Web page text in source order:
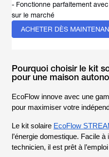
- Fonctionne parfaitement
sur le marché
ACHETER DÈS
Pourquoi choisir le kit
pour une maison
EcoFlow innove avec une
pour maximiser votre
Le kit solaire EcoFlow
l’énergie domestique. Facile
technicien, il est prêt à